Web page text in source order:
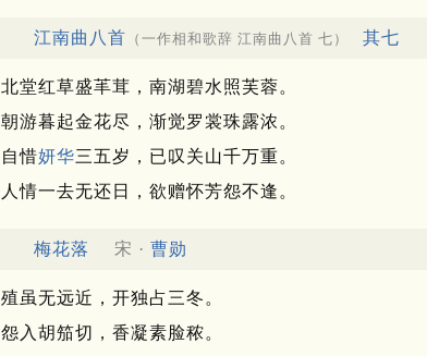
江南曲八首 （一作相和歌辞 江南曲八首 七） 其七
北堂红草盛䒠茸，南湖碧水照芙蓉。
朝游暮起金花尽，渐觉罗裳珠露浓。
自惜妍华三五岁，已叹关山千万重。
人情一去无还日，欲赠怀芳怨不逢。
梅花落 宋 · 曹勋
殖虽无远近，开独占三冬。
怨入胡笳切，香凝素脸秾。